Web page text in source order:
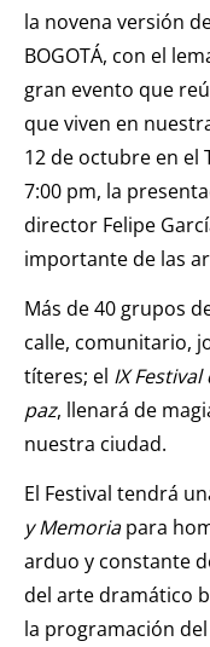
la novena versión
BOGOTÁ, con el
gran evento que
que viven en
12 de octubre en el
7:00 pm, la
director Felipe
importante de las
Más de 40 grupos
calle, comunitario,
títeres; el IX
paz, llenará de
nuestra ciudad.
El Festival tendrá
y Memoriapara
arduo y constante
del arte dramático
la programación